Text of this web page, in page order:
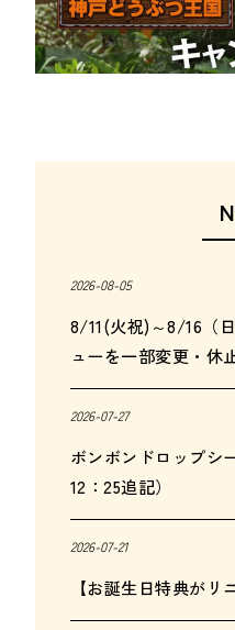
2026-08-05
8/11(火祝)～8/16（
ューを一部変更・休
2026-07-27
ボンボンドロップ
12：25追記）
2026-07-21
【お誕生日特典がリ